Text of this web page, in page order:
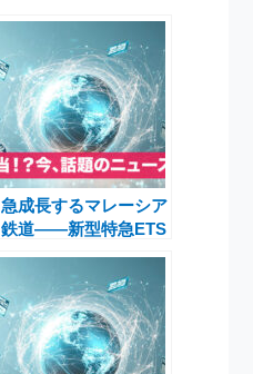
急成長するマレーシア
鉄道――新型特急ETS
え新路線の最新事情